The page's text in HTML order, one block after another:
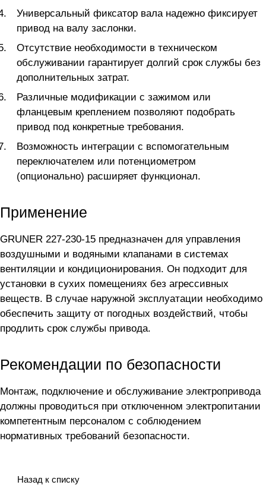
Универсальный фиксатор вала надежно фиксирует
привод на валу заслонки.
Отсутствие необходимости в техническом
обслуживании гарантирует долгий срок службы без
дополнительных затрат.
Различные модификации с зажимом или
фланцевым креплением позволяют подобрать
привод под конкретные требования.
Возможность интеграции с вспомогательным
переключателем или потенциометром
(опционально) расширяет функционал.
Применение
GRUNER 227-230-15 предназначен для управления
воздушными и водяными клапанами в системах
вентиляции и кондиционирования. Он подходит для
установки в сухих помещениях без агрессивных
веществ. В случае наружной эксплуатации необходимо
обеспечить защиту от погодных воздействий, чтобы
продлить срок службы привода.
Рекомендации по безопасности
Монтаж, подключение и обслуживание электропривода
должны проводиться при отключенном электропитании
компетентным персоналом с соблюдением
нормативных требований безопасности.
Назад к списку